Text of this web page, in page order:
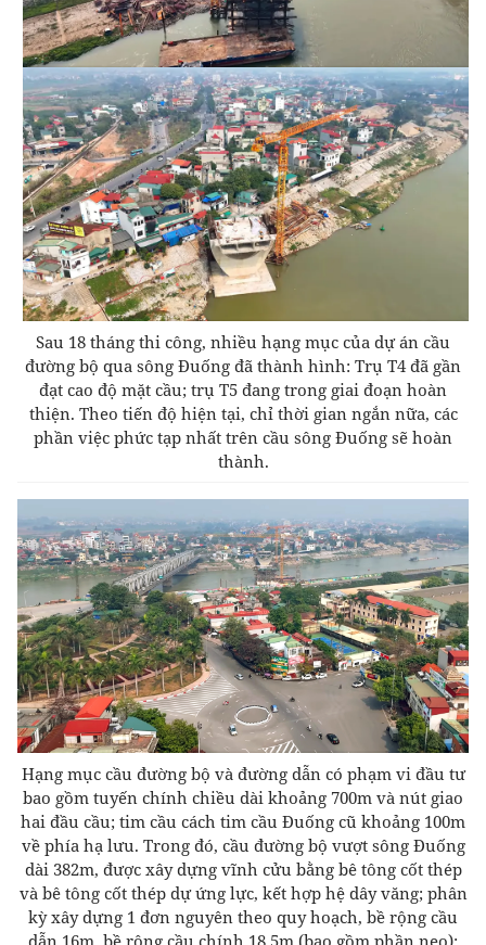
Sau 18 tháng thi công, nhiều hạng mục của dự án cầu
đường bộ qua sông Đuống đã thành hình: Trụ T4 đã gần
đạt cao độ mặt cầu; trụ T5 đang trong giai đoạn hoàn
thiện. Theo tiến độ hiện tại, chỉ thời gian ngắn nữa, các
phần việc phức tạp nhất trên cầu sông Đuống sẽ hoàn
thành.
Hạng mục cầu đường bộ và đường dẫn có phạm vi đầu tư
bao gồm tuyến chính chiều dài khoảng 700m và nút giao
hai đầu cầu; tim cầu cách tim cầu Đuống cũ khoảng 100m
về phía hạ lưu. Trong đó, cầu đường bộ vượt sông Đuống
dài 382m, được xây dựng vĩnh cửu bằng bê tông cốt thép
và bê tông cốt thép dự ứng lực, kết hợp hệ dây văng; phân
kỳ xây dựng 1 đơn nguyên theo quy hoạch, bề rộng cầu
dẫn 16m, bề rộng cầu chính 18,5m (bao gồm phần neo);